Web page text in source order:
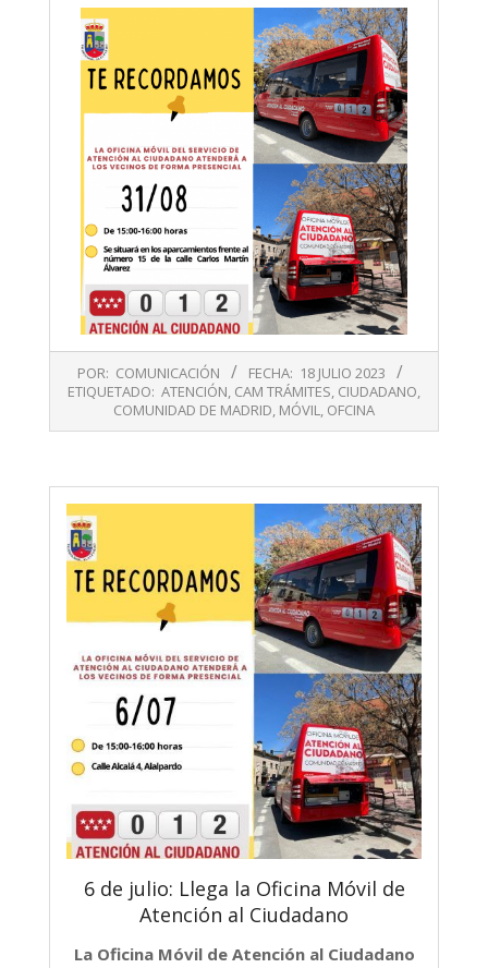
07-
POR: COMUNICACIÓN FECHA: 18 JULIO 2023
ETIQUETADO: ATENCIÓN, CAM TRÁMITES, CIUDADANO,
COMUNIDAD DE MADRID, MÓVIL, OFCINA
6 de julio: Llega la Oficina Móvil de
Atención al Ciudadano
La Oficina Móvil de Atención al Ciudadano